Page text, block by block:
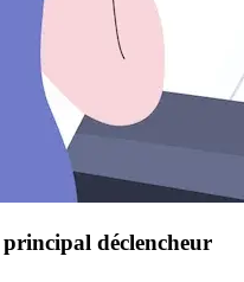
déclencheur